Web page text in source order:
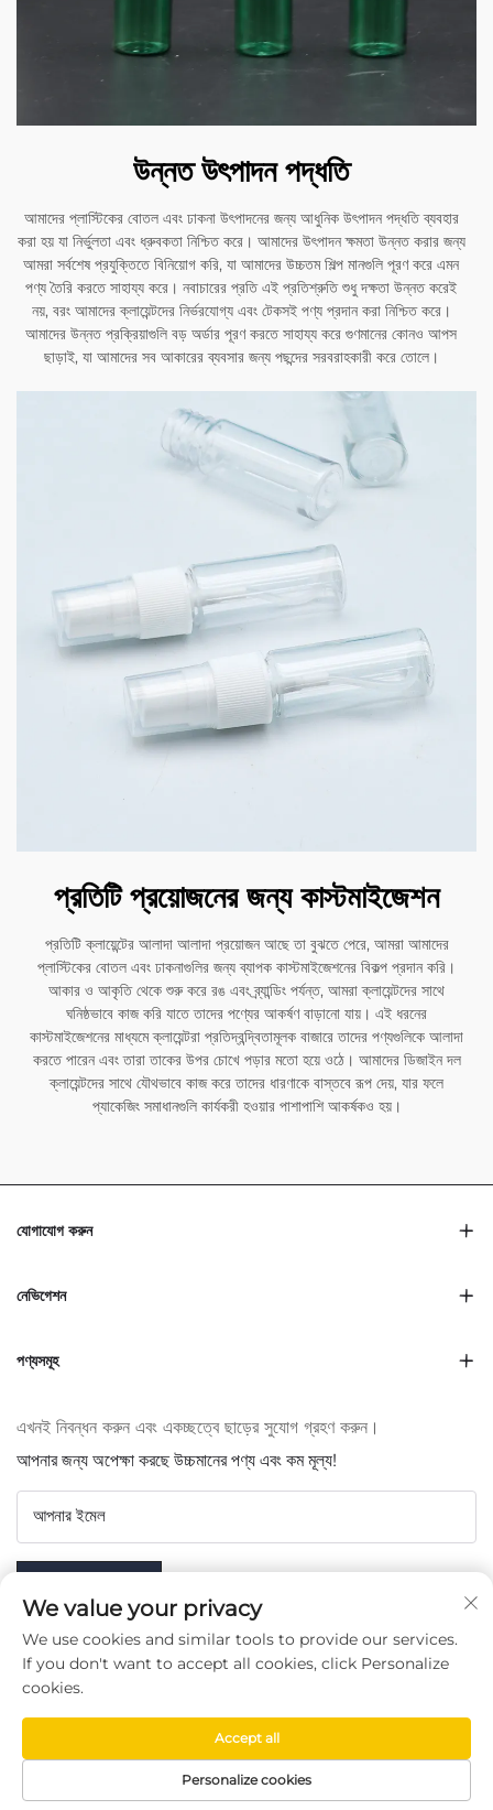
উন্নত উৎপাদন পদ্ধতি
আমাদের প্লাস্টিকের বোতল এবং ঢাকনা উৎপাদনের জন্য আধুনিক উৎপাদন পদ্ধতি ব্যবহার
করা হয় যা নির্ভুলতা এবং ধ্রুবকতা নিশ্চিত করে। আমাদের উৎপাদন ক্ষমতা উন্নত করার জন্য
আমরা সর্বশেষ প্রযুক্তিতে বিনিয়োগ করি, যা আমাদের উচ্চতম শিল্প মানগুলি পূরণ করে এমন
পণ্য তৈরি করতে সাহায্য করে। নবাচারের প্রতি এই প্রতিশ্রুতি শুধু দক্ষতা উন্নত করেই
নয়, বরং আমাদের ক্লায়েন্টদের নির্ভরযোগ্য এবং টেকসই পণ্য প্রদান করা নিশ্চিত করে।
আমাদের উন্নত প্রক্রিয়াগুলি বড় অর্ডার পূরণ করতে সাহায্য করে গুণমানের কোনও আপস
ছাড়াই, যা আমাদের সব আকারের ব্যবসার জন্য পছন্দের সরবরাহকারী করে তোলে।
প্রতিটি প্রয়োজনের জন্য কাস্টমাইজেশন
প্রতিটি ক্লায়েন্টের আলাদা আলাদা প্রয়োজন আছে তা বুঝতে পেরে, আমরা আমাদের
প্লাস্টিকের বোতল এবং ঢাকনাগুলির জন্য ব্যাপক কাস্টমাইজেশনের বিকল্প প্রদান করি।
আকার ও আকৃতি থেকে শুরু করে রঙ এবং ব্র্যান্ডিং পর্যন্ত, আমরা ক্লায়েন্টদের সাথে
ঘনিষ্ঠভাবে কাজ করি যাতে তাদের পণ্যের আকর্ষণ বাড়ানো যায়। এই ধরনের
কাস্টমাইজেশনের মাধ্যমে ক্লায়েন্টরা প্রতিদ্বন্দ্বিতামূলক বাজারে তাদের পণ্যগুলিকে আলাদা
করতে পারেন এবং তারা তাকের উপর চোখে পড়ার মতো হয়ে ওঠে। আমাদের ডিজাইন দল
ক্লায়েন্টদের সাথে যৌথভাবে কাজ করে তাদের ধারণাকে বাস্তবে রূপ দেয়, যার ফলে
প্যাকেজিং সমাধানগুলি কার্যকরী হওয়ার পাশাপাশি আকর্ষকও হয়।
যোগাযোগ করুন
নেভিগেশন
পণ্যসমূহ
এখনই নিবন্ধন করুন এবং একচ্ছত্বে ছাড়ের সুযোগ গ্রহণ করুন।
আপনার জন্য অপেক্ষা করছে উচ্চমানের পণ্য এবং কম মূল্য!
আপনার ইমেল
আমাদের অনুসরণ করুন
Copyright © Taizhou Chenran Packaging Technology Co.,
Ltd. -গোপনীয়তা নীতি
We value your privacy
We use cookies and similar tools to provide our services.
If you don't want to accept all cookies, click Personalize
cookies.
Personalize cookies
Accept all